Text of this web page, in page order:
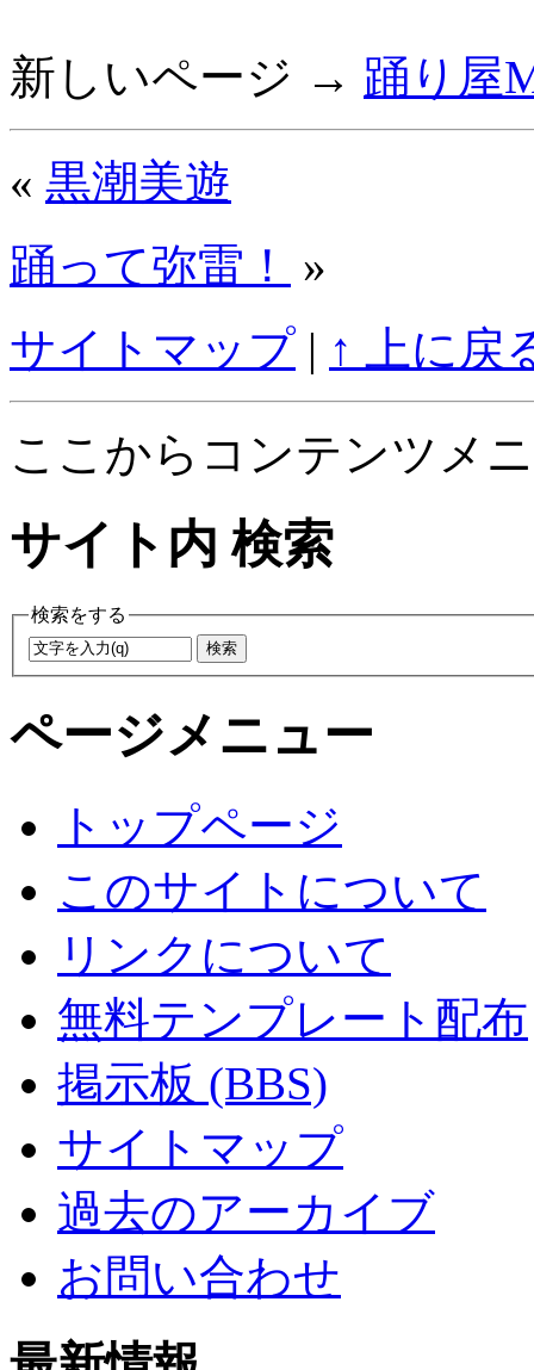
新しいページ → 踊り屋
« 黒潮美遊
踊って弥雷！
»
サイトマップ | ↑ 上に戻
ここからコンテンツメ
サイト内 検索
検索をする
ページメニュー
トップページ
このサイトについて
リンクについて
無料テンプレート配布
掲示板 (BBS)
サイトマップ
過去のアーカイブ
お問い合わせ